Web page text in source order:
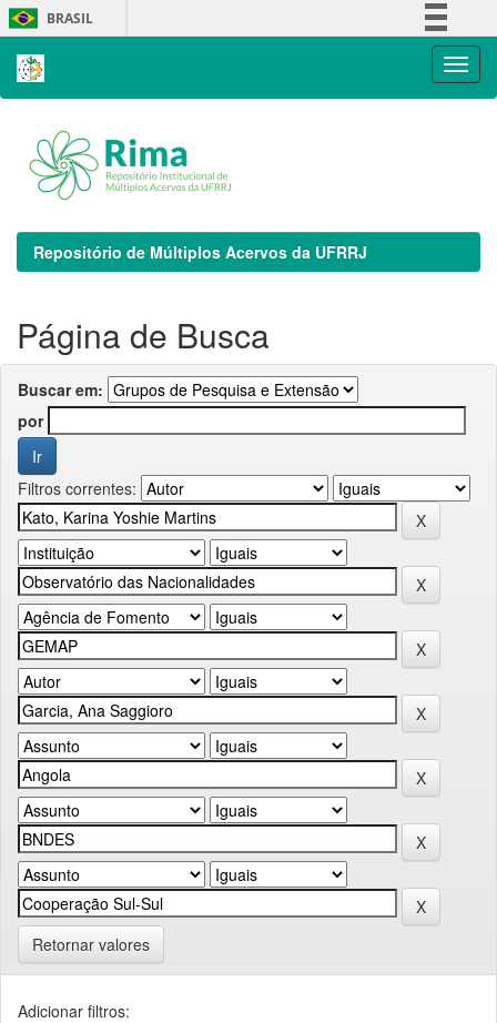
Skip
navigation
BRASIL
Repositório de Múltiplos Acervos da UFRRJ
Página de Busca
Buscar em:
por
Filtros correntes:
Retornar valores
Adicionar filtros: